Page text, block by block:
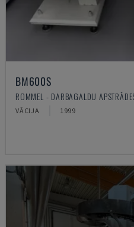
BM600S
ROMMEL - DARBAGALDU
VĀCIJA 1999